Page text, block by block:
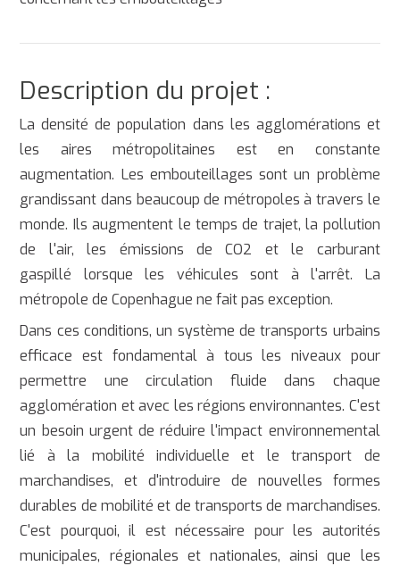
Description du projet :
La densité de population dans les agglomérations et
les aires métropolitaines est en constante
augmentation. Les embouteillages sont un problème
grandissant dans beaucoup de métropoles à travers le
monde. Ils augmentent le temps de trajet, la pollution
de l'air, les émissions de CO2 et le carburant
gaspillé lorsque les véhicules sont à l'arrêt. La
métropole de Copenhague ne fait pas exception.
Dans ces conditions, un système de transports urbains
efficace est fondamental à tous les niveaux pour
permettre une circulation fluide dans chaque
agglomération et avec les régions environnantes. C'est
un besoin urgent de réduire l'impact environnemental
lié à la mobilité individuelle et le transport de
marchandises, et d'introduire de nouvelles formes
durables de mobilité et de transports de marchandises.
C'est pourquoi, il est nécessaire pour les autorités
municipales, régionales et nationales, ainsi que les